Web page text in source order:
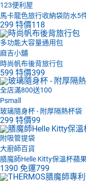
123便利屋
馬卡龍色旅行收納袋防水5
299 特價118
多功能大容量通用包
麻吉小舖
時尚帆布後背旅行包
599 特價399
全店滿800送100
Psmall
玻璃隨身杯 - 附厚隔熱杯袋
299 特價99
附吸管提袋
大廚師百貨
膳魔師Helle Kitty保溫杯蘋
1390 免運799